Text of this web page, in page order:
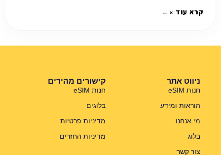
קרא עוד »
ניווט אתר
חנות eSIM
הוראות ומידע
מי אנחנו
בלוג
צור קשר
קישורים מהירים
חנות eSIM
בלוגים
מדיניות פרטיות
מדיניות החזרים